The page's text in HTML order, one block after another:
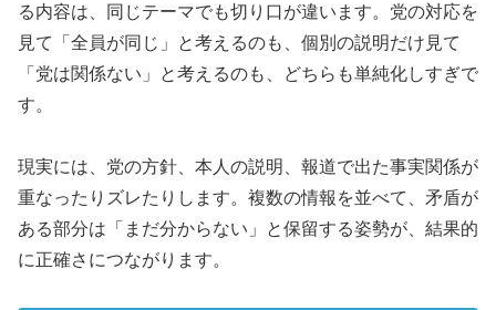
る内容は、同じテーマでも切り口が違います。党の対応を
見て「全員が同じ」と考えるのも、個別の説明だけ見て
「党は関係ない」と考えるのも、どちらも単純化しすぎで
す。
現実には、党の方針、本人の説明、報道で出た事実関係が
重なったりズレたりします。複数の情報を並べて、矛盾が
ある部分は「まだ分からない」と保留する姿勢が、結果的
に正確さにつながります。